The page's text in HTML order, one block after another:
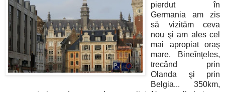
pierdut în
Germania am zis
să vizităm ceva
nou şi am ales cel
mai apropiat oraş
mare. Bineînţeles,
trecând prin
Olanda şi prin
Belgia... 350km,